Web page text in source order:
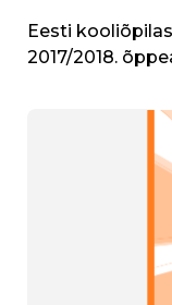
Eesti
2017/2018.